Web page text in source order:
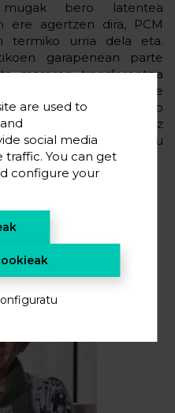
bero latentea
ere agertzen dira, PCM
termiko urria dela eta.
garapenean parte
masaren transferentzia
erreaktore
geruza konpaktuko
nahiz
diseinu
are used to
social media
traffic. You can get
configure your